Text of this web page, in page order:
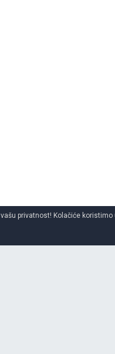
privatnost! Kolačiće